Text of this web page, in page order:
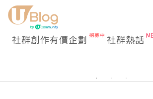
社群創作有價企劃 社群熱話